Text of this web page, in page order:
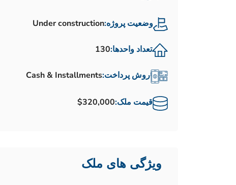
وضعیت پروژه:Under construction
تعداد واحدها:130
روش پرداخت:Cash & Installments
قیمت ملک:$320,000
ویژگی های ملک